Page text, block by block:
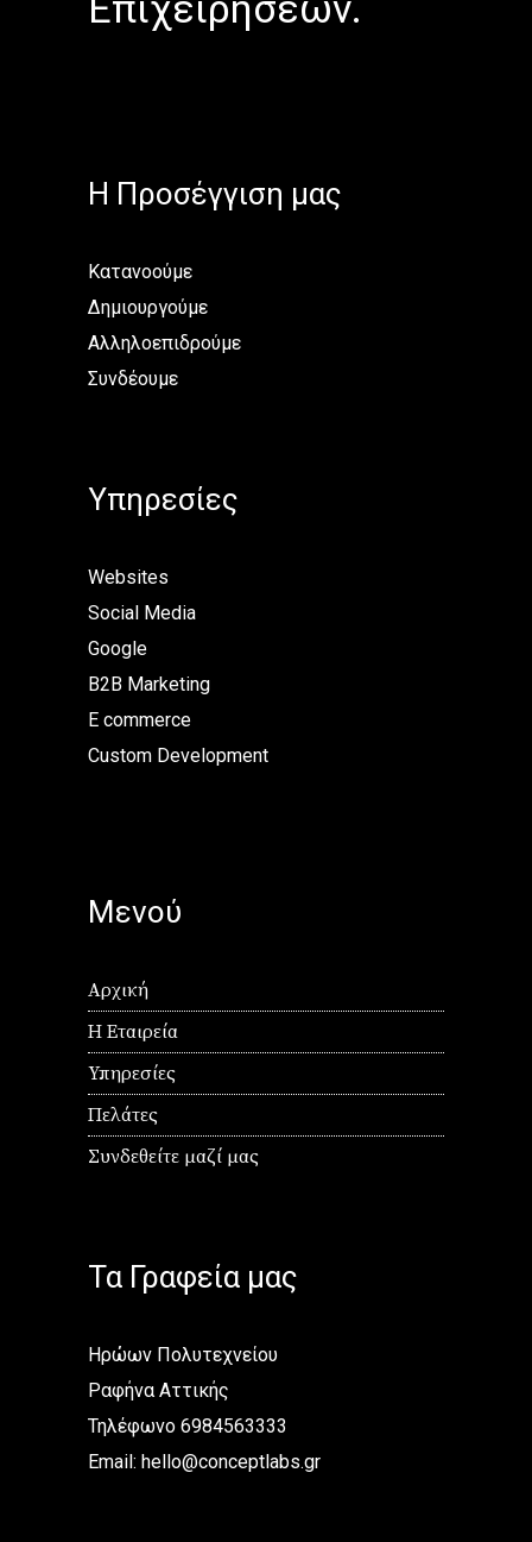
H Προσέγγιση μας
Κατανοούμε
Δημιουργούμε
Αλληλοεπιδρούμε
Συνδέουμε
Υπηρεσίες
Websites
Social Media
Google
B2B Marketing
E commerce
Custom Development
Μενού
Αρχική
Η Εταιρεία
Υπηρεσίες
Πελάτες
Συνδεθείτε μαζί μας
Τα Γραφεία μας
Ηρώων Πολυτεχνείου
Ραφήνα Αττικής
Τηλέφωνο 6984563333
Email: hello@conceptlabs.gr